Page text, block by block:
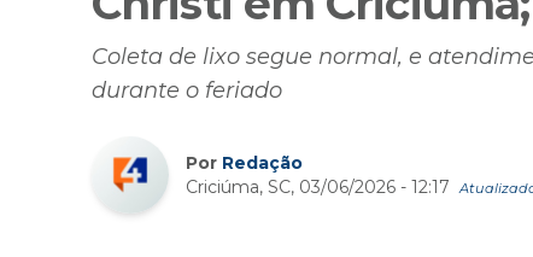
Coleta de lixo segue normal, e
durante o feriado
Por Redação
Criciúma, SC, 03/06/2026 - 12:17
Atualizado